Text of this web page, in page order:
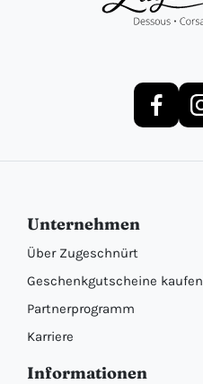
Unternehmen
Über Zugeschnürt
Geschenkgutscheine kaufen
Partnerprogramm
Karriere
Informationen